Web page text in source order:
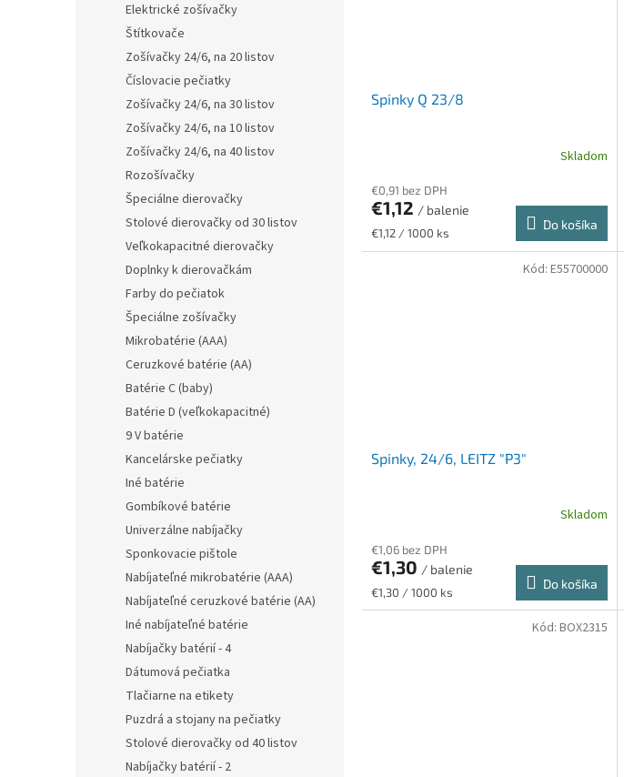
Elektrické zošívačky
Štítkovače
Zošívačky 24/6, na 20 listov
Číslovacie pečiatky
Zošívačky 24/6, na 30 listov
Zošívačky 24/6, na 10 listov
Zošívačky 24/6, na 40 listov
Rozošívačky
Špeciálne dierovačky
Stolové dierovačky od 30 listov
Veľkokapacitné dierovačky
Doplnky k dierovačkám
Farby do pečiatok
Špeciálne zošívačky
Mikrobatérie (AAA)
Ceruzkové batérie (AA)
Batérie C (baby)
Batérie D (veľkokapacitné)
9 V batérie
Kancelárske pečiatky
Iné batérie
Gombíkové batérie
Univerzálne nabíjačky
Sponkovacie pištole
Nabíjateľné mikrobatérie (AAA)
Nabíjateľné ceruzkové batérie (AA)
Iné nabíjateľné batérie
Nabíjačky batérií - 4
Dátumová pečiatka
Tlačiarne na etikety
Puzdrá a stojany na pečiatky
Stolové dierovačky od 40 listov
Nabíjačky batérií - 2
Spinky Q 23/8
Skladom
€0,91 bez DPH
€1,12 / balenie
Jednotková
cena:
€1,12 / 1000 ks
Do košíka
Spinky, 24/6, LEITZ "P3"
Skladom
€1,06 bez DPH
€1,30 / balenie
Jednotková
cena:
€1,30 / 1000 ks
Do košíka
Kód: E55700000
Kód: BOX2315